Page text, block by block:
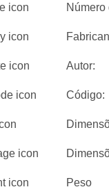
Número
Autor:
Código:
Peso